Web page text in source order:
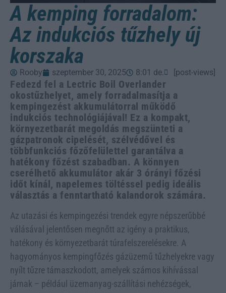
A kemping forradalom:
Az indukciós tűzhely új
korszaka
Rooby szeptember 30, 2025 8:01 de. [post-views]
Fedezd fel a Lectric Boil Overlander
okostűzhelyet, amely forradalmasítja a
kempingezést akkumulátorral működő
indukciós technológiájával! Ez a kompakt,
környezetbarát megoldás megszünteti a
gázpatronok cipelését, szélvédővel és
többfunkciós főzőfelülettel garantálva a
hatékony főzést szabadban. A könnyen
cserélhető akkumulátor akár 3 órányi főzési
időt kínál, napelemes töltéssel pedig ideális
választás a fenntartható kalandorok számára.
Az utazási és kempingezési trendek egyre népszerűbbé
válásával jelentősen megnőtt az igény a praktikus,
hatékony és környezetbarát túrafelszerelésekre. A
hagyományos kempingfőzés gázüzemű tűzhelyekre vagy
nyílt tűzre támaszkodott, amelyek számos kihívással
járnak – például üzemanyag-szállítási nehézségek,